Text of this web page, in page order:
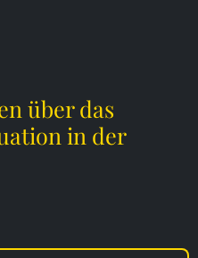
über das
in der